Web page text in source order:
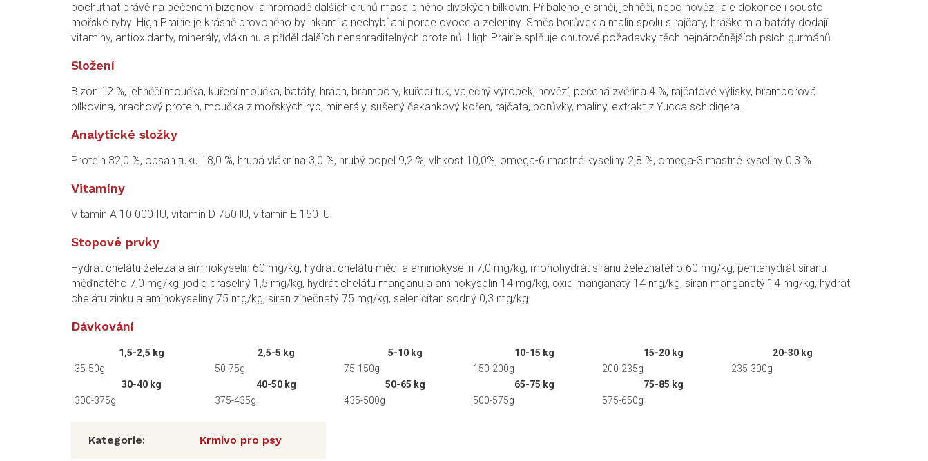
pochutnat právě na pečeném bizonovi a hromadě dalších druhů masa plného divokých bílkovin. Přibaleno je srnčí, jehněčí, nebo hovězí, ale dokonce i sousto
mořské ryby. High Prairie je krásně provoněno bylinkami a nechybí ani porce ovoce a zeleniny. Směs borůvek a malin spolu s rajčaty, hráškem a batáty dodají
vitaminy, antioxidanty, minerály, vlákninu a příděl dalších nenahraditelných proteinů. High Prairie splňuje chuťové požadavky těch nejnáročnějších psích gurmánů.
Složení
Bizon 12 %, jehněčí moučka, kuřecí moučka, batáty, hrách, brambory, kuřecí tuk, vaječný výrobek, hovězí, pečená zvěřina 4 %, rajčatové výlisky, bramborová
bílkovina, hrachový protein, moučka z mořských ryb, minerály, sušený čekankový kořen, rajčata, borůvky, maliny, extrakt z Yucca schidigera.
Analytické složky
Protein 32,0 %, obsah tuku 18,0 %, hrubá vláknina 3,0 %, hrubý popel 9,2 %, vlhkost 10,0%, omega-6 mastné kyseliny 2,8 %, omega-3 mastné kyseliny 0,3 %.
Vitamíny
Vitamín A 10 000 IU, vitamín D 750 lU, vitamín E 150 lU.
Stopové prvky
Hydrát chelátu železa a aminokyselin 60 mg/kg, hydrát chelátu mědi a aminokyselin 7,0 mg/kg, monohydrát síranu železnatého 60 mg/kg, pentahydrát síranu
měďnatého 7,0 mg/kg, jodid draselný 1,5 mg/kg, hydrát chelátu manganu a aminokyselin 14 mg/kg, oxid manganatý 14 mg/kg, síran manganatý 14 mg/kg, hydrát
chelátu zinku a aminokyseliny 75 mg/kg, síran zinečnatý 75 mg/kg, seleničitan sodný 0,3 mg/kg.
Dávkování
1,5-2,5 kg 2,5-5 kg 5-10 kg 10-15 kg 15-20 kg
20-30 kg
35-50g
50-75g 75-150g 150-200g 200-235g
235-300g
30-40 kg
40-50 kg 50-65 kg 65-75 kg
75-85 kg
300-375g
375-435g 435-500g 500-575g 575-650g
Kategorie: Krmivo pro psy